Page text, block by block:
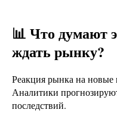
📊 Что думают
ждать рынку?
Реакция рынка на новые
Аналитики
последствий.